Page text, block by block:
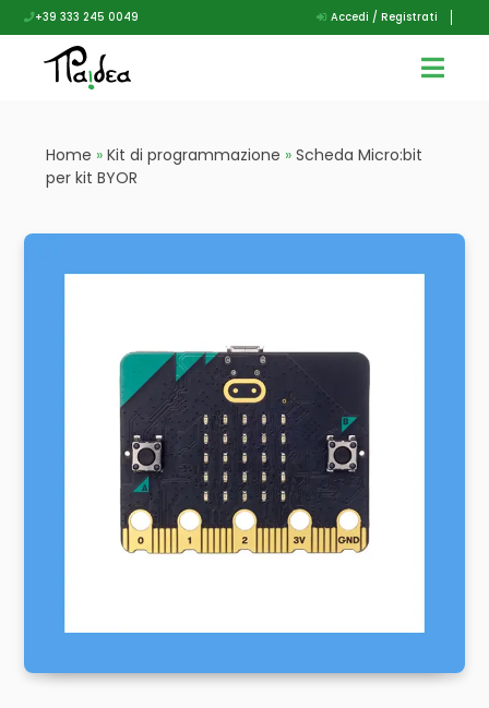
+39 333 245 0049 Accedi / Registrati
Home » Kit di programmazione » Scheda Micro:bit
per kit BYOR